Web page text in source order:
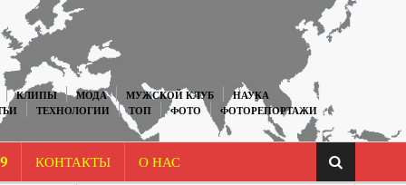
КЛИПЫ МОДА МУЖСКОЙ КЛУБ
НАУКА
ТЕХНОЛОГИИ ТОП ФОТО ФОТОРЕПОРТАЖИ
КОНТАКТЫ О НАС